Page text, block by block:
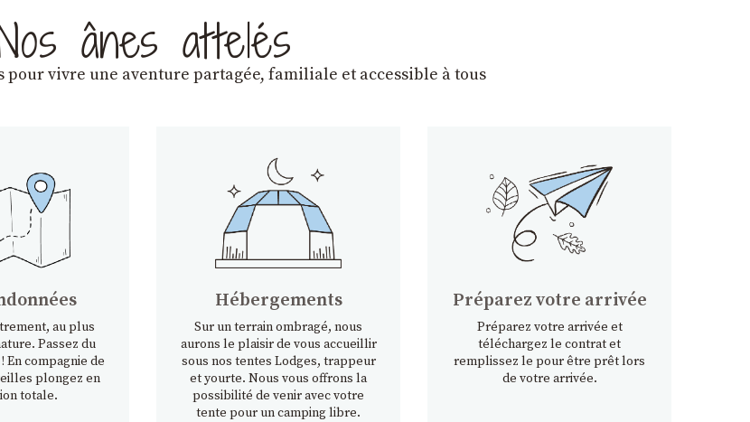
ânes attelés
pour vivre une aventure partagée, familiale et accessible à tous
au plus
Passez du
En compagnie de
plongez en
totale.
Hébergements
Sur un terrain ombragé, nous
aurons le plaisir de vous accueillir
sous nos tentes Lodges, trappeur
et yourte. Nous vous offrons la
possibilité de venir avec votre
tente pour un camping libre.
Préparez votre arrivée
Préparez votre arrivée et
téléchargez le contrat et
remplissez le pour être prêt lors
de votre arrivée.